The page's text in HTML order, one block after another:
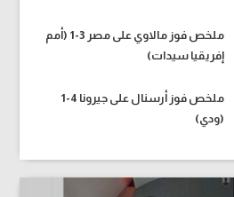
ملخص فوز مالاوي على مصر 3-1 (أمم
إفريقيا سيدات)
ملخص فوز أرسنال على جيرونا 4-1
(ودي)